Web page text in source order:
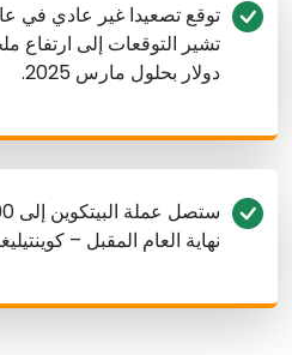
توقع تصعيدا غير عادي في
دولار بحلول مارس 2025.
نهاية العام المقبل –